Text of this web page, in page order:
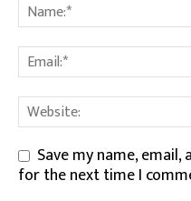
Save my name,
for the next time I